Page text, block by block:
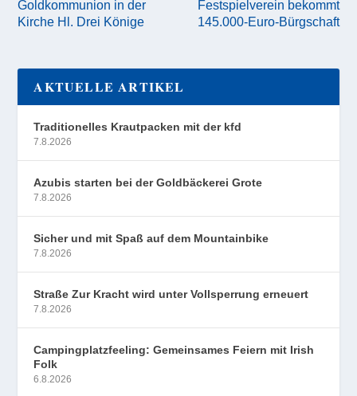
Goldkommunion in der
Kirche Hl. Drei Könige
Festspielverein bekommt
145.000-Euro-Bürgschaft
AKTUELLE ARTIKEL
Traditionelles Krautpacken mit der kfd
7.8.2026
Azubis starten bei der Goldbäckerei Grote
7.8.2026
Sicher und mit Spaß auf dem Mountainbike
7.8.2026
Straße Zur Kracht wird unter Vollsperrung erneuert
7.8.2026
Campingplatzfeeling: Gemeinsames Feiern mit Irish
Folk
6.8.2026